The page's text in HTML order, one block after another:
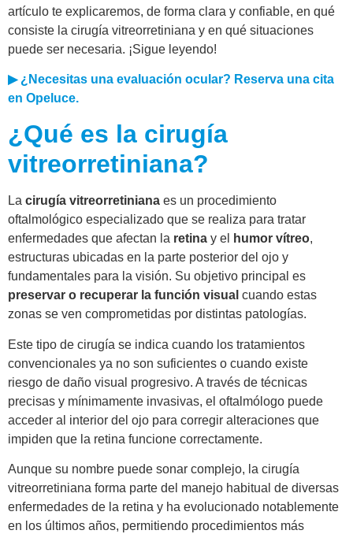
artículo te explicaremos, de forma clara y confiable, en qué
consiste la cirugía vitreorretiniana y en qué situaciones
puede ser necesaria. ¡Sigue leyendo!
▶ ¿Necesitas una evaluación ocular? Reserva una cita
en Opeluce.
¿Qué es la cirugía
vitreorretiniana?
La cirugía vitreorretiniana es un procedimiento
oftalmológico especializado que se realiza para tratar
enfermedades que afectan la retina y el humor vítreo,
estructuras ubicadas en la parte posterior del ojo y
fundamentales para la visión. Su objetivo principal es
preservar o recuperar la función visual cuando estas
zonas se ven comprometidas por distintas patologías.
Este tipo de cirugía se indica cuando los tratamientos
convencionales ya no son suficientes o cuando existe
riesgo de daño visual progresivo. A través de técnicas
precisas y mínimamente invasivas, el oftalmólogo puede
acceder al interior del ojo para corregir alteraciones que
impiden que la retina funcione correctamente.
Aunque su nombre puede sonar complejo, la cirugía
vitreorretiniana forma parte del manejo habitual de diversas
enfermedades de la retina y ha evolucionado notablemente
en los últimos años, permitiendo procedimientos más